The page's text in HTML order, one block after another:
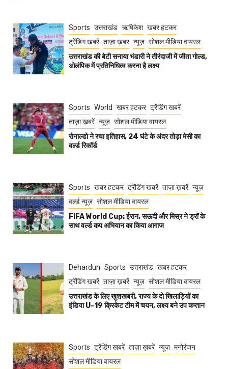
Sports उत्तराखंड ऋषिकेश खबर हटकर
ट्रेंडिंग खबरें ताज़ा ख़बर न्यूज़ सोशल मीडिया वायरल
उत्तराखंड की बेटी सनाया भंडारी ने तीरंदाजी में जीता गोल्ड,
ओलंपिक में प्रतिनिधित्व करना है लक्ष्य
Sports World खबर हटकर ट्रेंडिंग खबरें
ताज़ा ख़बरें न्यूज़ सोशल मीडिया वायरल
रोनाल्डो ने रचा इतिहास, 24 घंटे के अंदर तोड़ा मेसी का
वर्ल्ड रिकॉर्ड
Sports खबर हटकर ट्रेंडिंग खबरें ताज़ा ख़बरें न्यूज़
वर्ल्ड न्यूज़ सोशल मीडिया वायरल
FIFA World Cup: ईरान, सऊदी और मिस्र ने ड्रॉ के
साथ वर्ल्ड कप अभियान का किया आगाज
Dehardun Sports उत्तराखंड खबर हटकर
ट्रेंडिंग खबरें ताज़ा ख़बरें न्यूज़ सोशल मीडिया वायरल
उत्तराखंड के लिए खुशखबरी, राज्य के दो खिलाड़ियों का
इंडिया U-19 क्रिकेट टीम में चयन, लक्ष्य बने उप कप्तान
Sports ट्रेंडिंग खबरें ताज़ा ख़बरें न्यूज़ मनोरंजन
सोशल मीडिया वायरल